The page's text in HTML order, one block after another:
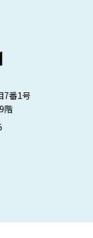
7番1号
階